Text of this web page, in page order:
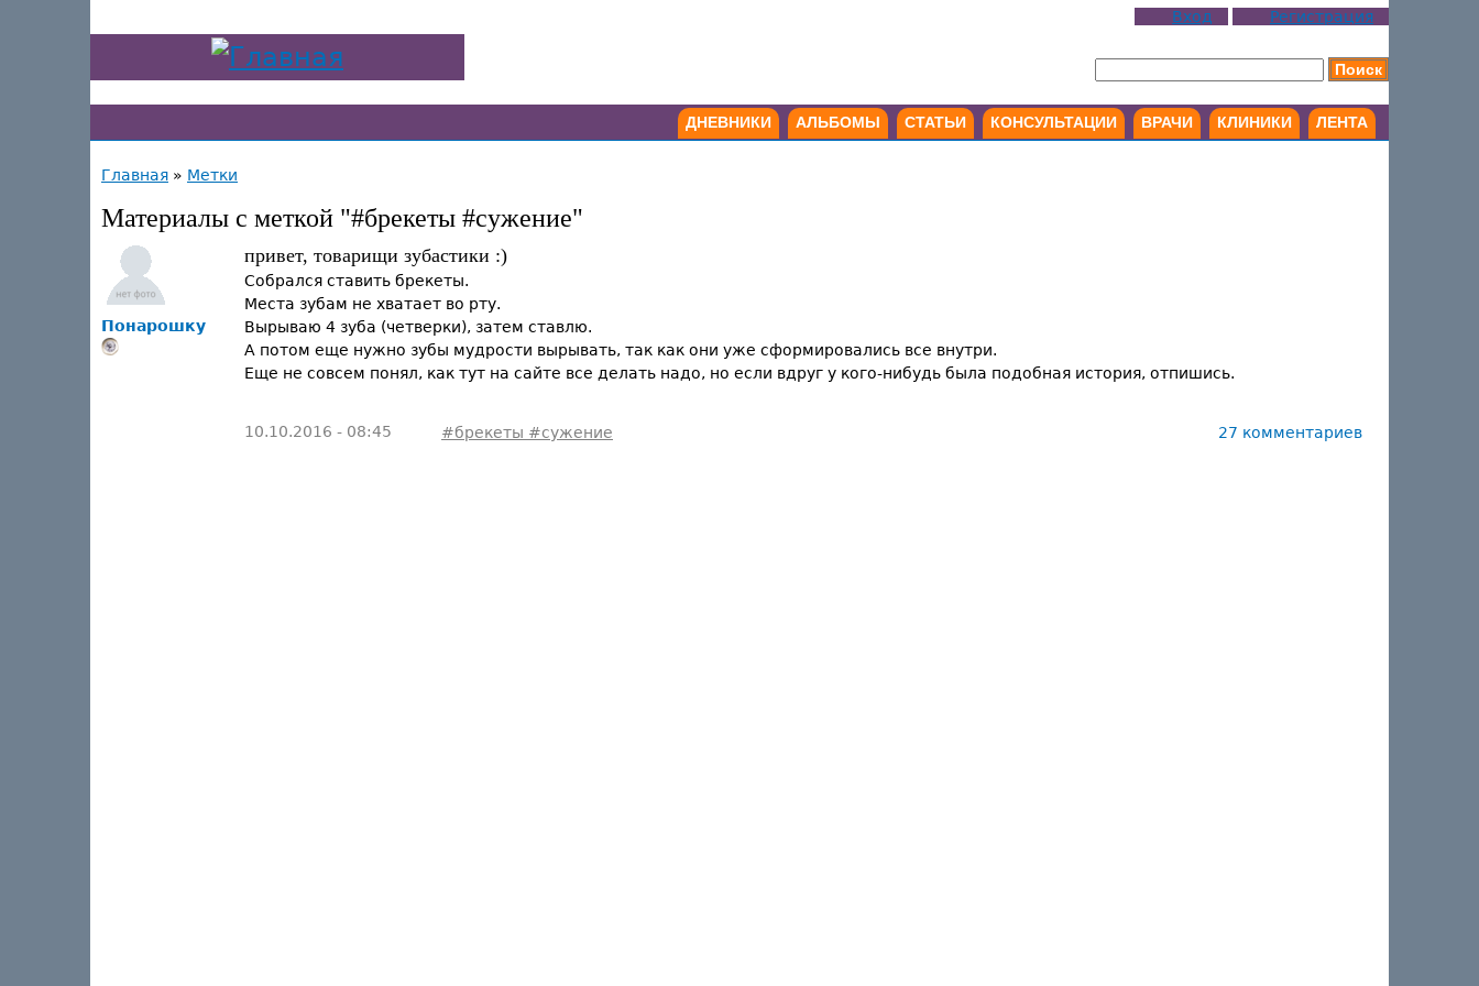
Вход Регистрация
ДНЕВНИКИ АЛЬБОМЫ СТАТЬИ КОНСУЛЬТАЦИИ ВРАЧИ КЛИНИКИ ЛЕНТА
Главная » Метки
Материалы с меткой "#брекеты #сужение"
Понарошку
привет, товарищи зубастики :)
Собрался ставить брекеты.
Места зубам не хватает во рту.
Вырываю 4 зуба (четверки), затем ставлю.
А потом еще нужно зубы мудрости вырывать, так как они уже сформировались все внутри.
Еще не совсем понял, как тут на сайте все делать надо, но если вдруг у кого-нибудь была подобная история, отпишись.
10.10.2016 - 08:45 #брекеты #сужение 27 комментариев